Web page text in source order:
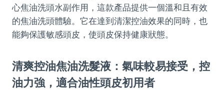
心焦油洗頭水副作用，這款產品提供一個溫和且有效
的焦油洗頭體驗。它在達到清潔控油效果的同時，也
能夠保護敏感頭皮，使頭皮保持健康狀態。
清爽控油焦油洗髮液：氣味較易接受，控
油力強，適合油性頭皮初用者